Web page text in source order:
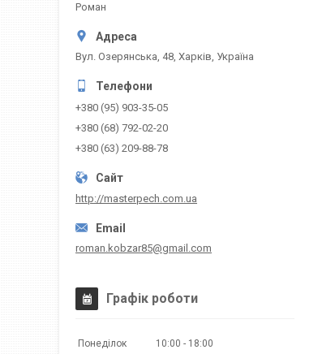
Роман
Вул. Озерянська, 48, Харків, Україна
+380 (95) 903-35-05
+380 (68) 792-02-20
+380 (63) 209-88-78
http://masterpech.com.ua
roman.kobzar85@gmail.com
Графік роботи
Понеділок 10:00
18:00